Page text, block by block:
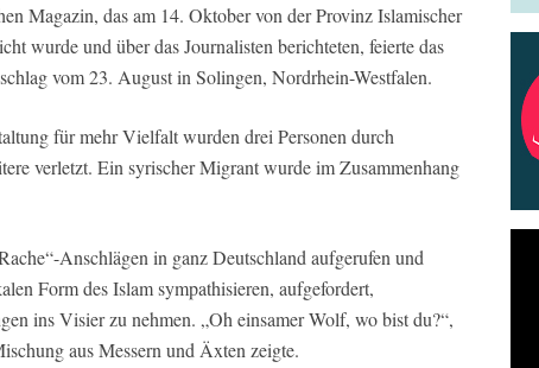
Magazin, das am 14. Oktober von der Provinz Islamischer
wurde und über das Journalisten berichteten, feierte das
vom 23. August in Solingen, Nordrhein-Westfalen.
für mehr Vielfalt wurden drei Personen durch
verletzt. Ein syrischer Migrant wurde im Zusammenhang
Anschlägen in ganz Deutschland aufgerufen und
Form des Islam sympathisieren, aufgefordert,
ins Visier zu nehmen. „Oh einsamer Wolf, wo bist du?“,
aus Messern und Äxten zeigte.